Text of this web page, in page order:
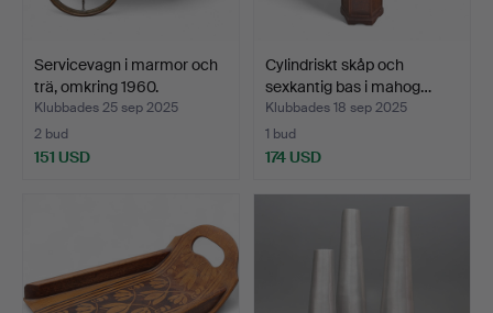
Servicevagn i marmor och
trä, omkring 1960.
Klubbades 25 sep 2025
2 bud
151 USD
Cylindriskt skåp och
sexkantig bas i mahog…
Klubbades 18 sep 2025
1 bud
174 USD